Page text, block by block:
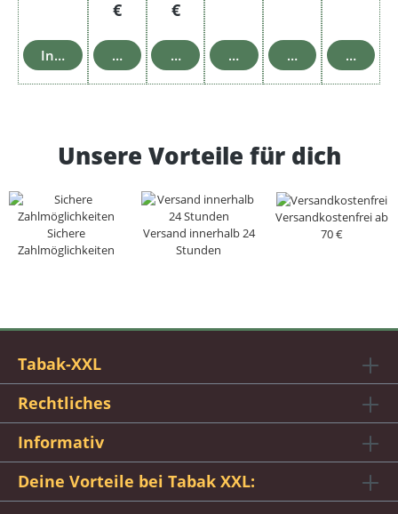
In den Warenkorb
€
In den Warenkorb
€
In den WarenkorbIn den Warenkorb
In den In den
Unsere Vorteile für dich
Sichere
Zahlmöglichkeiten
Versand innerhalb 24
Stunden
Versandkostenfrei ab
70 €
Tabak-XXL
Rechtliches
Informativ
Deine Vorteile bei Tabak XXL: